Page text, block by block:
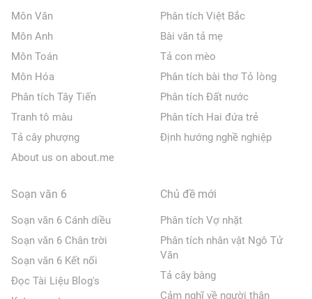
Môn Văn
Môn Anh
Môn Toán
Môn Hóa
Phân tích Tây Tiến
Tranh tô màu
Tả cây phượng
About us on about.me
Phân tích Việt Bắc
Bài văn tả mẹ
Tả con mèo
Phân tích bài thơ Tỏ lòng
Phân tích Đất nước
Phân tích Hai đứa trẻ
Định hướng nghề nghiệp
Soạn văn 6
Soạn văn 6 Cánh diều
Soạn văn 6 Chân trời
Soạn văn 6 Kết nối
Đọc Tài Liệu Blog's
Chủ đề mới
Phân tích Vợ nhặt
Phân tích nhân vật Ngô Tử
Văn
Tả cây bàng
Cảm nghĩ về người thân